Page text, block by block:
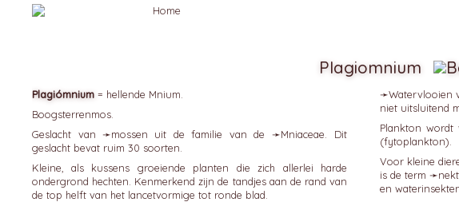
Plagiomnium
Plagiómnium = hellende Mnium.
Boogsterrenmos.
Geslacht van ➛mossen uit de familie van de ➛Mniaceae . Dit
geslacht bevat ruim 30 soorten.
Kleine, als kussens groeiende planten die zich allerlei harde
ondergrond hechten. Kenmerkend zijn de tandjes aan de rand van
de top helft van het lancetvormige tot ronde blad.
➛Watervlooien
niet uitsluitend
Plankton wordt
(fytoplankton).
Voor kleine
is de term ➛
en